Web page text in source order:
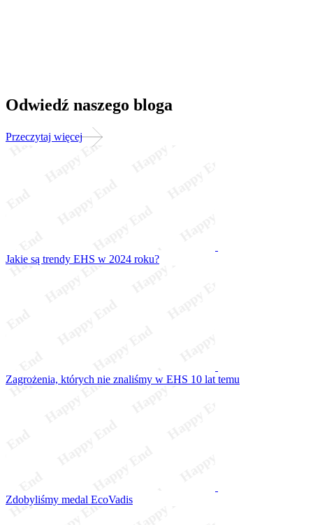
Odwiedź naszego bloga
Przeczytaj więcej
Jakie są trendy EHS w 2024 roku?
Zagrożenia, których nie znaliśmy w EHS 10 lat temu
Zdobyliśmy medal EcoVadis